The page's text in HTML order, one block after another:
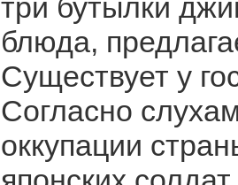
три бутылки
блюда,
Существует у
Согласно
оккупации